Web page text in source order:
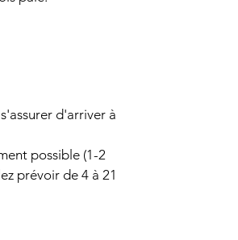
d'arriver à
possible (1-2
prévoir de 4 à 21